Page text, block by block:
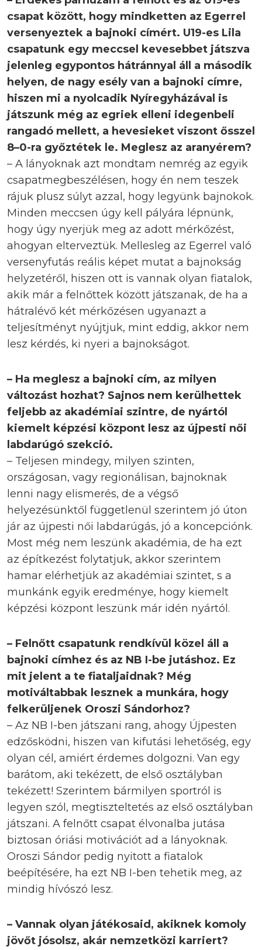
csapat között, hogy mindketten az Egerrel
versenyeztek a bajnoki címért. U19-es Lila
csapatunk egy meccsel kevesebbet játszva
jelenleg egypontos hátránnyal áll a második
helyen, de nagy esély van a bajnoki címre,
hiszen mi a nyolcadik Nyíregyházával is
játszunk még az egriek elleni idegenbeli
rangadó mellett, a hevesieket viszont ősszel
8–0-ra győztétek le. Meglesz az aranyérem?
– A lányoknak azt mondtam nemrég az egyik
csapatmegbeszélésen, hogy én nem teszek
rájuk plusz súlyt azzal, hogy legyünk bajnokok.
Minden meccsen úgy kell pályára lépnünk,
hogy úgy nyerjük meg az adott mérkőzést,
ahogyan elterveztük. Mellesleg az Egerrel való
versenyfutás reális képet mutat a bajnokság
helyzetéről, hiszen ott is vannak olyan fiatalok,
akik már a felnőttek között játszanak, de ha a
hátralévő két mérkőzésen ugyanazt a
teljesítményt nyújtjuk, mint eddig, akkor nem
lesz kérdés, ki nyeri a bajnokságot.
– Ha meglesz a bajnoki cím, az milyen
változást hozhat? Sajnos nem kerülhettek
feljebb az akadémiai szintre, de nyártól
kiemelt képzési központ lesz az újpesti női
labdarúgó szekció.
– Teljesen mindegy, milyen szinten,
országosan, vagy regionálisan, bajnoknak
lenni nagy elismerés, de a végső
helyezésünktől függetlenül szerintem jó úton
jár az újpesti női labdarúgás, jó a koncepciónk.
Most még nem leszünk akadémia, de ha ezt
az építkezést folytatjuk, akkor szerintem
hamar elérhetjük az akadémiai szintet, s a
munkánk egyik eredménye, hogy kiemelt
képzési központ leszünk már idén nyártól.
– Felnőtt csapatunk rendkívül közel áll a
bajnoki címhez és az NB I-be jutáshoz. Ez
mit jelent a te fiataljaidnak? Még
motiváltabbak lesznek a munkára, hogy
felkerüljenek Oroszi Sándorhoz?
– Az NB I-ben játszani rang, ahogy Újpesten
edzősködni, hiszen van kifutási lehetőség, egy
olyan cél, amiért érdemes dolgozni. Van egy
barátom, aki tekézett, de első osztályban
tekézett! Szerintem bármilyen sportról is
legyen szól, megtiszteltetés az első osztályban
játszani. A felnőtt csapat élvonalba jutása
biztosan óriási motivációt ad a lányoknak.
Oroszi Sándor pedig nyitott a fiatalok
beépítésére, ha ezt NB I-ben tehetik meg, az
mindig hívószó lesz.
– Vannak olyan játékosaid, akiknek komoly
jövőt jósolsz, akár nemzetközi karriert?